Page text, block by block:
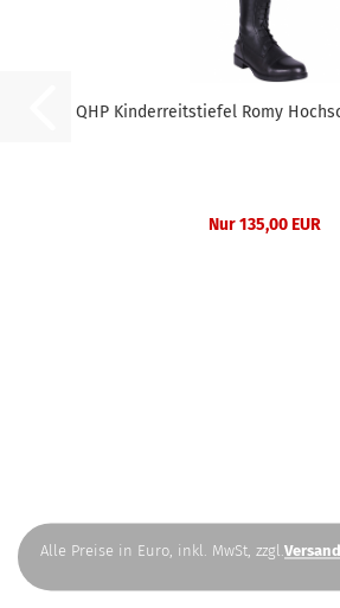
QHP Kinderreitstiefel Romy
Nur 135,00 EUR
Alle Preise in Euro, inkl. MwSt, zzgl.Versand